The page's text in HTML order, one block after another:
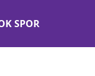
SPOR